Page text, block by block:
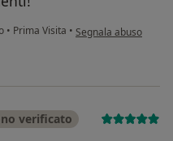
• Prima Visita • secondo l'opinione
Segnala abuso
verificato